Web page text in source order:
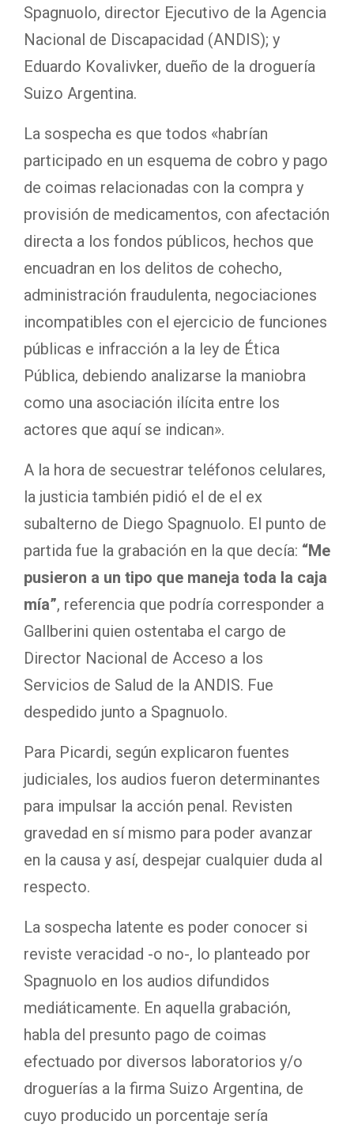
Spagnuolo, director Ejecutivo de la Agencia
Nacional de Discapacidad (ANDIS); y
Eduardo Kovalivker, dueño de la droguería
Suizo Argentina.
La sospecha es que todos «habrían
participado en un esquema de cobro y pago
de coimas relacionadas con la compra y
provisión de medicamentos, con afectación
directa a los fondos públicos, hechos que
encuadran en los delitos de cohecho,
administración fraudulenta, negociaciones
incompatibles con el ejercicio de funciones
públicas e infracción a la ley de Ética
Pública, debiendo analizarse la maniobra
como una asociación ilícita entre los
actores que aquí se indican».
A la hora de secuestrar teléfonos celulares,
la justicia también pidió el de el ex
subalterno de Diego Spagnuolo. El punto de
partida fue la grabación en la que decía: “Me
pusieron a un tipo que maneja toda la caja
mía”, referencia que podría corresponder a
Gallberini quien ostentaba el cargo de
Director Nacional de Acceso a los
Servicios de Salud de la ANDIS. Fue
despedido junto a Spagnuolo.
Para Picardi, según explicaron fuentes
judiciales, los audios fueron determinantes
para impulsar la acción penal. Revisten
gravedad en sí mismo para poder avanzar
en la causa y así, despejar cualquier duda al
respecto.
La sospecha latente es poder conocer si
reviste veracidad -o no-, lo planteado por
Spagnuolo en los audios difundidos
mediáticamente. En aquella grabación,
habla del presunto pago de coimas
efectuado por diversos laboratorios y/o
droguerías a la firma Suizo Argentina, de
cuyo producido un porcentaje sería